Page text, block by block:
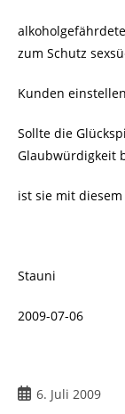
zum Schutz
Kunden
Sollte die
Glaubwürdigkeit
ist sie mit diesem
Stauni
2009-07-06
Beitrag
6. Juli 2009